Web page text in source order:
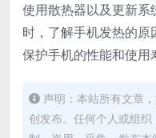
使用散热器以及更新系
时，了解手机发热的
保护手机的性能和使用
声明：本站所有文章
创发布。任何个人或组